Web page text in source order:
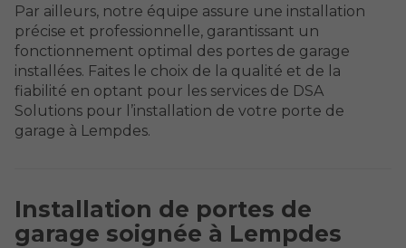
Par ailleurs, notre équipe assure une installation
précise et professionnelle, garantissant un
fonctionnement optimal des portes de garage
installées. Faites le choix de la qualité et de la
fiabilité en optant pour les services de DSA
Solutions pour l’installation de votre porte de
garage à Lempdes.
Installation de portes de
garage soignée à Lempdes